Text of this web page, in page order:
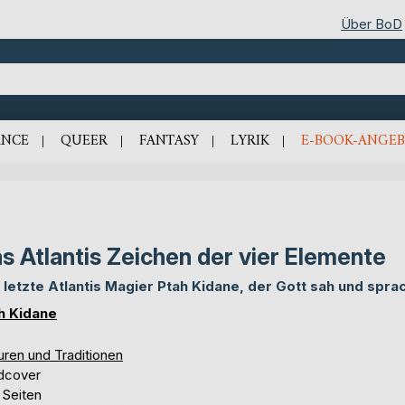
Über BoD
QUEER FANTASY LYRIK E-BOOK-
Atlantis Zeichen der vier Elemente
letzte Atlantis Magier Ptah Kidane, der Gott sah und
Kidane
und Traditionen